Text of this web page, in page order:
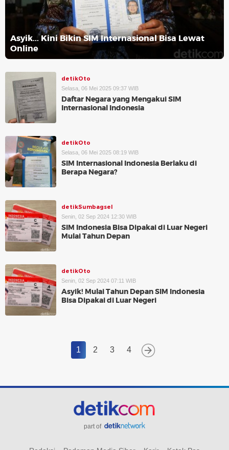
Asyik... Kini Bikin SIM Internasional Bisa Lewat
Online
detikOto
Selasa, 06 Mei 2025 09:37 WIB
Daftar Negara yang Mengakui SIM
Internasional Indonesia
detikOto
Selasa, 06 Mei 2025 08:19 WIB
SIM Internasional Indonesia Berlaku di
Berapa Negara?
detikSumbagsel
Senin, 02 Sep 2024 12:30 WIB
SIM Indonesia Bisa Dipakai di Luar Negeri
Mulai Tahun Depan
detikOto
Senin, 02 Sep 2024 07:11 WIB
Asyik! Mulai Tahun Depan SIM Indonesia
Bisa Dipakai di Luar Negeri
1 2 3 4
part of